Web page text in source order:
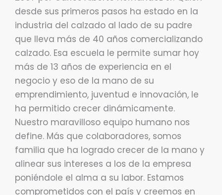
desde sus primeros pasos ha estado en la
industria del calzado al lado de su padre
que lleva más de 40 años comercializando
calzado. Esa escuela le permite sumar hoy
más de 13 años de experiencia en el
negocio y eso de la mano de su
emprendimiento, juventud e innovación, le
ha permitido crecer dinámicamente.
Nuestro maravilloso equipo humano nos
define. Más que colaboradores, somos
familia que ha logrado crecer de la mano y
alinear sus intereses a los de la empresa
poniéndole el alma a su labor. Estamos
comprometidos con el país y creemos en